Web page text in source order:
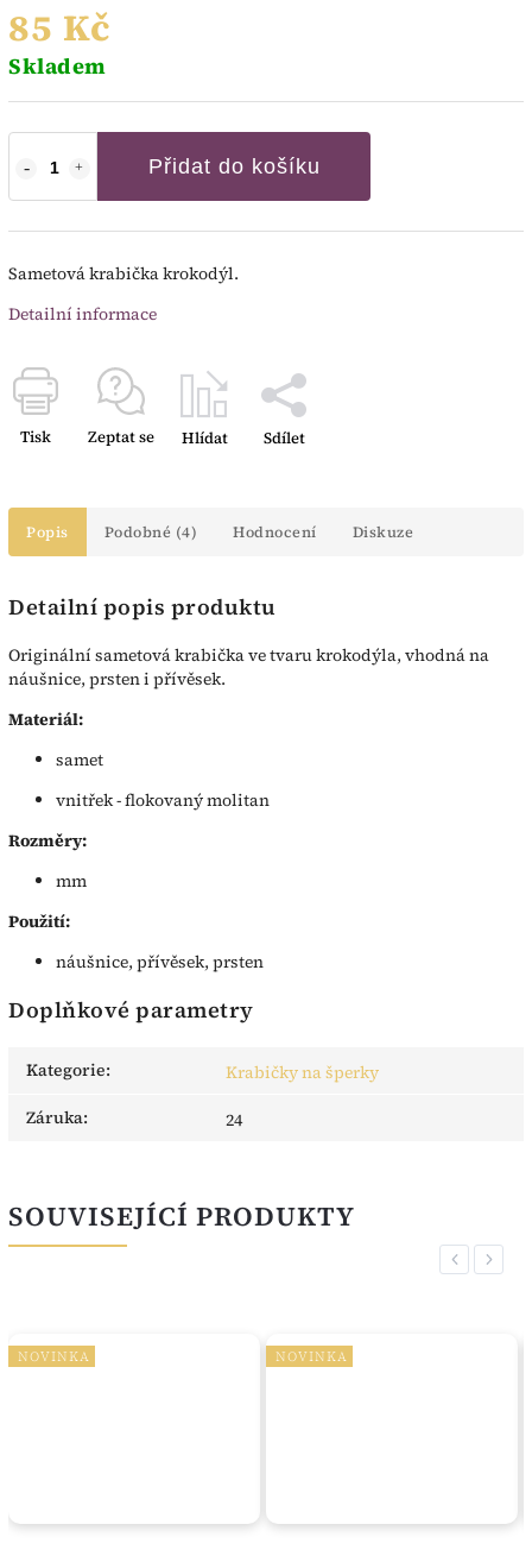
85 Kč
Skladem
Přidat do košíku
Sametová krabička krokodýl.
Detailní informace
Tisk Zeptat se Hlídat Sdílet
Popis Podobné (4) Hodnocení Diskuze
Detailní popis produktu
Originální sametová krabička ve tvaru krokodýla, vhodná na
náušnice, prsten i přívěsek.
Materiál:
samet
vnitřek - flokovaný molitan
Rozměry:
mm
Použití:
náušnice, přívěsek, prsten
Doplňkové parametry
Kategorie:
Krabičky na šperky
Záruka: 24
SOUVISEJÍCÍ PRODUKTY
Previous
NOVINKA NOVINKA
Next